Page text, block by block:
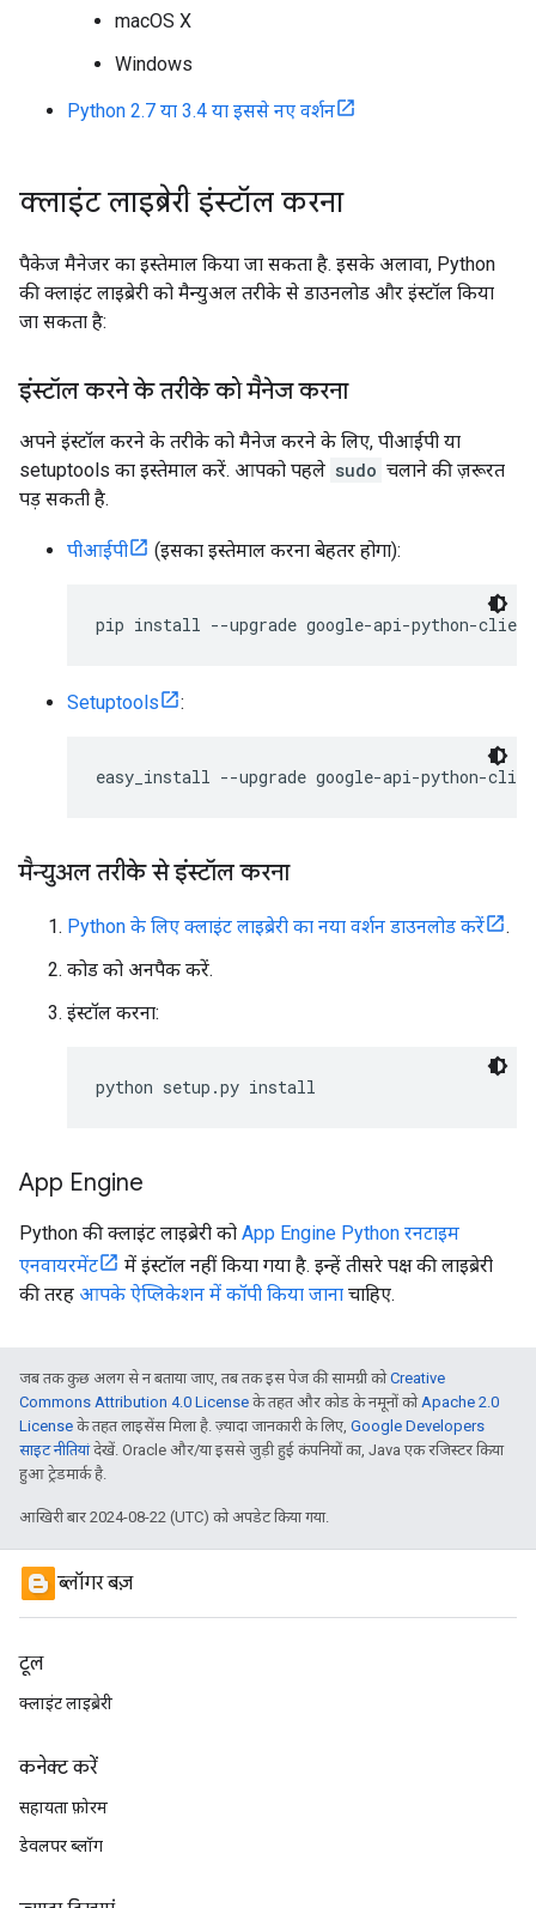
macOS X
Windows
Python 2.7 या 3.4 या इससे नए वर्शन
क्लाइंट लाइब्रेरी इंस्टॉल करना
पैकेज मैनेजर का इस्तेमाल किया जा सकता है. इसके अलावा, Python
की क्लाइंट लाइब्रेरी को मैन्युअल तरीके से डाउनलोड और इंस्टॉल किया
जा सकता है:
इंस्टॉल करने के तरीके को मैनेज करना
अपने इंस्टॉल करने के तरीके को मैनेज करने के लिए, पीआईपी या
setuptools का इस्तेमाल करें. आपको पहले sudo चलाने की ज़रूरत
पड़ सकती है.
पीआईपी (इसका इस्तेमाल करना बेहतर होगा):
pip install --upgrade google-api-python-client
Setuptools :
easy_install --upgrade google-api-python-
मैन्युअल तरीके से इंस्टॉल करना
Python के लिए क्लाइंट लाइब्रेरी का नया वर्शन डाउनलोड करें
.
कोड को अनपैक करें.
इंस्टॉल करना:
python setup.py install
App Engine
Python की क्लाइंट लाइब्रेरी को App Engine Python रनटाइम
एनवायरमेंट
में इंस्टॉल नहीं किया गया है. इन्हें तीसरे पक्ष की लाइब्रेरी
की तरह आपके ऐप्लिकेशन में कॉपी किया जाना चाहिए.
जब तक कुछ अलग से न बताया जाए, तब तक इस पेज की सामग्री कोCreative
Commons Attribution 4.0 License के तहत और कोड के नमूनों कोApache 2.0
License के तहत लाइसेंस मिला है. ज़्यादा जानकारी के लिए, Google Developers
साइट नीतियांदेखें. Oracle और/या इससे जुड़ी हुई कंपनियों का, Java एक रजिस्टर किया
हुआ ट्रेडमार्क है.
आखिरी बार 2024-08-22 (UTC) को अपडेट किया गया.
ब्लॉगर बज़
टूल
क्लाइंट लाइब्रेरी
कनेक्ट करें
सहायता फ़ोरम
डेवलपर ब्लॉग